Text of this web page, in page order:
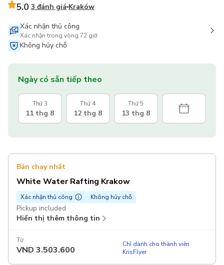
5.0 3 đánh giá Kraków
Xác nhận thủ công
Xác nhận trong vòng 72 giờ
Không hủy chỗ
Ngày có sẵn tiếp theo
Thứ 3
11 thg 8
Thứ 4
12 thg 8
Thứ 5
13 thg 8
Bán chạy nhất
White Water Rafting Krakow
Xác nhận thủ công Không hủy chỗ
Pickup included
Hiển thị thêm thông tin
Từ
VND 3.503.600
Chỉ dành cho thành viên
KrisFlyer